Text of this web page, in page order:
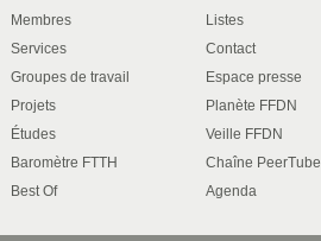
Membres
Services
Groupes de travail
Projets
Études
Baromètre FTTH
Best Of
Listes
Contact
Espace presse
Planète FFDN
Veille FFDN
Chaîne PeerTube
Agenda